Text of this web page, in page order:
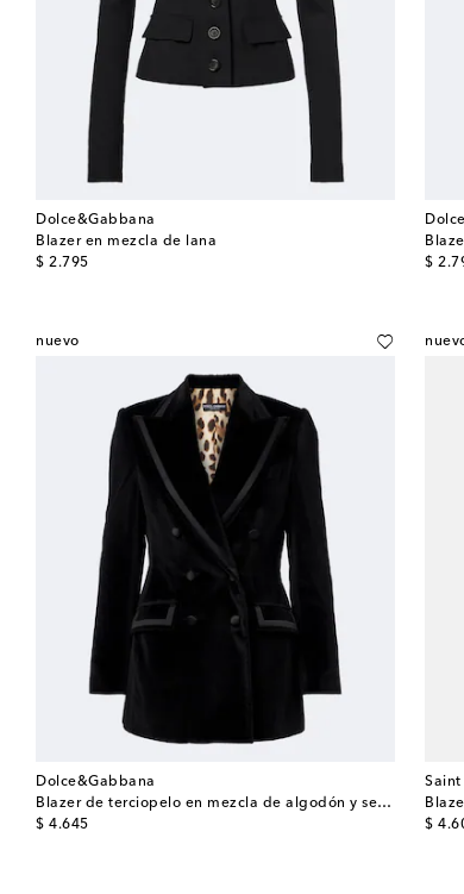
Dolce&Gabbana
Blazer en mezcla de lana
$ 2.795
original price
$
nuevo
Dolce&Gabbana
Blazer de terciopelo en mezcla de algodón y seda
$ 4.645
original price
Saint
$